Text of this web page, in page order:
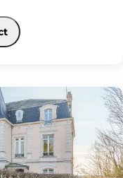
à aménager selon vos
donnant accès à une
sur un terrain de plus
animaux de compagnie ou